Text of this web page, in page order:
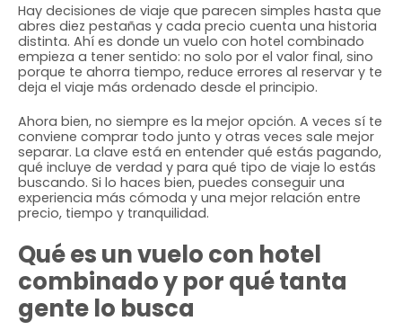
Hay decisiones de viaje que parecen simples hasta que
abres diez pestañas y cada precio cuenta una historia
distinta. Ahí es donde un vuelo con hotel combinado
empieza a tener sentido: no solo por el valor final, sino
porque te ahorra tiempo, reduce errores al reservar y te
deja el viaje más ordenado desde el principio.
Ahora bien, no siempre es la mejor opción. A veces sí te
conviene comprar todo junto y otras veces sale mejor
separar. La clave está en entender qué estás pagando,
qué incluye de verdad y para qué tipo de viaje lo estás
buscando. Si lo haces bien, puedes conseguir una
experiencia más cómoda y una mejor relación entre
precio, tiempo y tranquilidad.
Qué es un vuelo con hotel
combinado y por qué tanta
gente lo busca